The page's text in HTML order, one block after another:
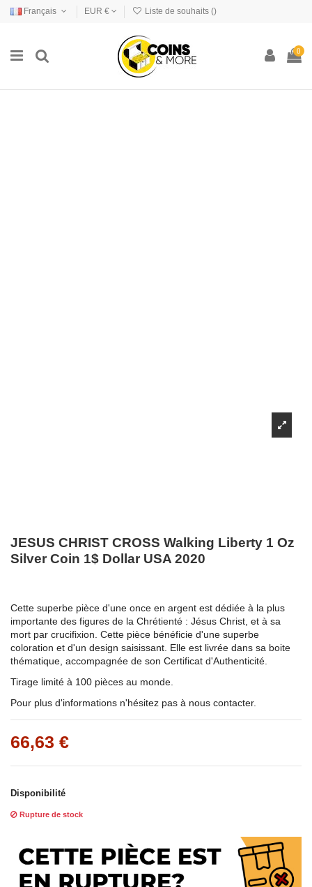
Français EUR € Liste de souhaits ()
0
JESUS CHRIST CROSS Walking Liberty 1 Oz
Silver Coin 1$ Dollar USA 2020
Cette superbe pièce d'une once en argent est dédiée à la plus
importante des figures de la Chrétienté : Jésus Christ, et à sa
mort par crucifixion. Cette pièce bénéficie d'une superbe
coloration et d'un design saisissant. Elle est livrée dans sa boite
thématique, accompagnée de son Certificat d'Authenticité.
Tirage limité à 100 pièces au monde.
Pour plus d'informations n'hésitez pas à nous contacter.
66,63 €
Disponibilité
Rupture de stock